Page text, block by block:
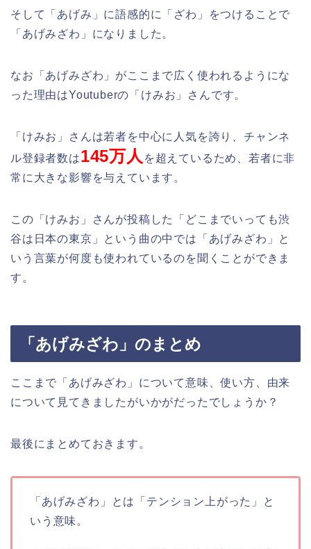
そして「あげみ」に語感的に「ざわ」をつけることで
「あげみざわ」になりました。
なお「あげみざわ」がここまで広く使われるようにな
った理由はYoutuberの「けみお」さんです。
「けみお」さんは若者を中心に人気を誇り、チャンネ
ル登録者数は145万人 を超えているため、若者に非
常に大きな影響を与えています。
この「けみお」さんが投稿した「どこまでいっても渋
谷は日本の東京」という曲の中では「あげみざわ」と
いう言葉が何度も使われているのを聞くことができま
す。
「あげみざわ」のまとめ
ここまで「あげみざわ」について意味、使い方、由来
について見てきましたがいかがだったでしょうか？
最後にまとめておきます。
「あげみざわ」とは「テンション上がった」と
いう意味。